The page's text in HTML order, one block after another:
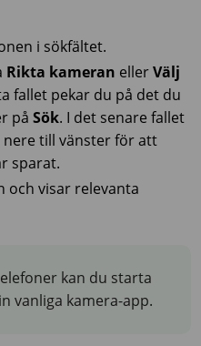
i sökfältet.
Rikta kameran ellerVälj
fallet pekar du på det du
påSök. I det senare fallet
till vänster för att
sparat.
och visar relevanta
kan du starta
vanliga kamera-app.